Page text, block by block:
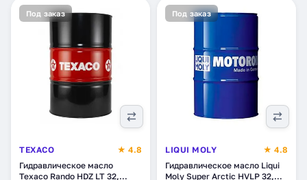
Под заказ
TEXACO
★ 4.8
Гидравлическое масло
Texaco Rando HDZ LT 32,
Под заказ
LIQUI MOLY
★ 4.8
Гидравлическое масло Liqui
Moly Super Arctic HVLP 32,